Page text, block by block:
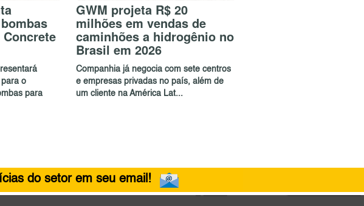
o
para
GWM projeta R$ 20
milhões em vendas de
caminhões a hidrogênio no
Brasil em 2026
Companhia já negocia com sete centros
e empresas privadas no país, além de
um cliente na América Lat...
do setor em seu email!